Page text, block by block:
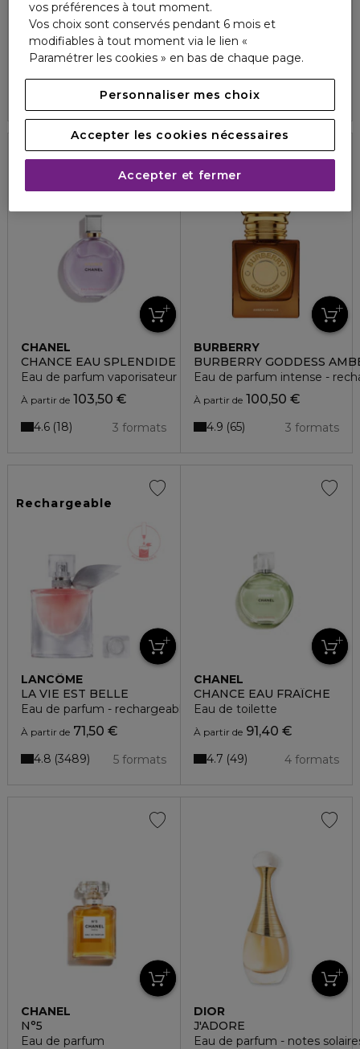
CAROLINA HERRERA
LA BOMBA
Eau de parfum
86,90 €
3 formats
CHANEL
COCO MADEMOISELLE
Eau de parfum vaporisateur
101,00 €
4.8 286
CHANEL
CHANCE EAU SPLENDIDE
Eau de parfum vaporisateur
À partir de 103,50 €
3 formats
4.6 18
Nouveauté
BURBERRY
BURBERRY GODDESS
Eau de parfum intense -
À partir de100,50 €
3 formats
4.9 65
Rechargeable
LANCÔME
LA VIE EST BELLE
Eau de parfum - rechargeable
À partir de 71,50 €
5 formats
4.8 3489
CHANEL
CHANCE EAU FRAÎCHE
Eau de toilette
À partir de91,40 €
4 formats
4.7 49
CHANEL
N°5
Eau de parfum
DIOR
J'ADORE
Eau de parfum - notes
vos préférences à tout moment.
Vos choix sont conservés pendant 6 mois et
modifiables à tout moment via le lien «
Paramétrer les cookies » en bas de chaque page.
Personnaliser mes choix
Accepter les cookies nécessaires
Accepter et fermer